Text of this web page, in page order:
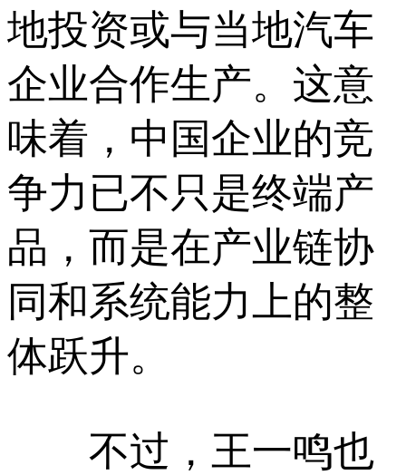
地投资或与当地汽车
企业合作生产。这意
味着，中国企业的竞
争力已不只是终端产
品，而是在产业链协
同和系统能力上的整
体跃升。
不过，王一鸣也